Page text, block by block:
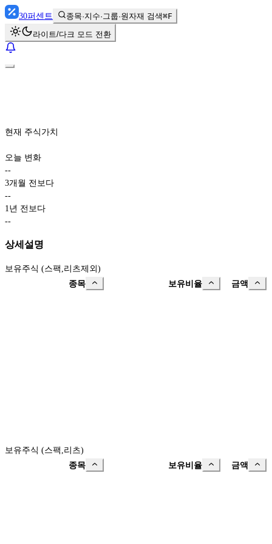
30퍼센트 종목·지수·그룹·원자재 검색⌘F
라이트/다크 모드 전환
현재 주식가치
오늘 변화
--
3개월 전보다
--
1년 전보다
--
상세설명
보유주식 (스팩,리츠제외)
종목
보유비율 금액
보유주식 (스팩,리츠)
종목
보유비율 금액